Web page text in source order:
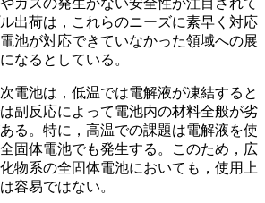
ガスの発生がない安全性が注目されて
出荷は，これらのニーズに素早く対応
池が対応できていなかった領域への展
なるとしている。
電池は，低温では電解液が凍結すると
副反応によって電池内の材料全般が劣
る。特に，高温での課題は電解液を使
固体電池でも発生する。このため，広
物系の全固体電池においても，使用上
容易ではない。